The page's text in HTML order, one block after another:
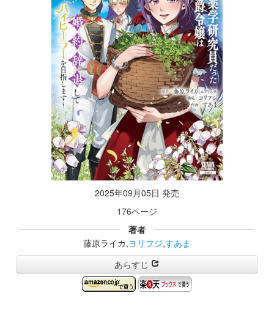
2025年09月05日 発売
176ページ
著者
藤原ライカ,ヨリフジ,すあま
あらすじ